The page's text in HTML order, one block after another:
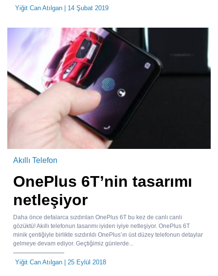
Yiğit Can Atılgan | 14 Şubat 2019
Akıllı Telefon
OnePlus 6T’nin tasarımı
netleşiyor
Daha önce defalarca sızdırılan OnePlus 6T bu kez de canlı canlı
gözüktü! Akıllı telefonun tasarımı iyiden iyiye netleşiyor. OnePlus 6T
minik çentiğiyle birlikte sızdırıldı OnePlus’ın üst düzey telefonun detaylar
gelmeye devam ediyor. Geçtiğimiz günlerde...
Yiğit Can Atılgan | 25 Eylül 2018